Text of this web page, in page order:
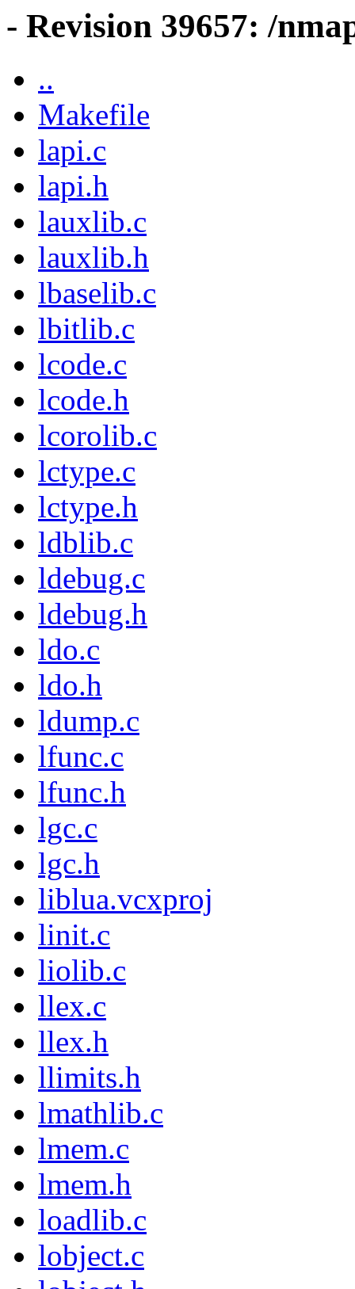
- Revision 39657: /
..
Makefile
lapi.c
lapi.h
lauxlib.c
lauxlib.h
lbaselib.c
lbitlib.c
lcode.c
lcode.h
lcorolib.c
lctype.c
lctype.h
ldblib.c
ldebug.c
ldebug.h
ldo.c
ldo.h
ldump.c
lfunc.c
lfunc.h
lgc.c
lgc.h
liblua.vcxproj
linit.c
liolib.c
llex.c
llex.h
llimits.h
lmathlib.c
lmem.c
lmem.h
loadlib.c
lobject.c